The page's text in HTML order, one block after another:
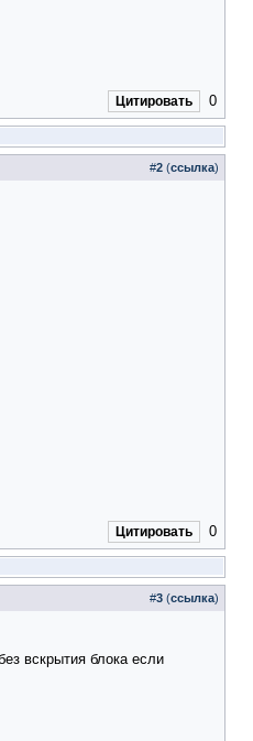
Цитировать 0
#2 (ссылка)
Цитировать 0
#3 (ссылка)
вскрытия блока если